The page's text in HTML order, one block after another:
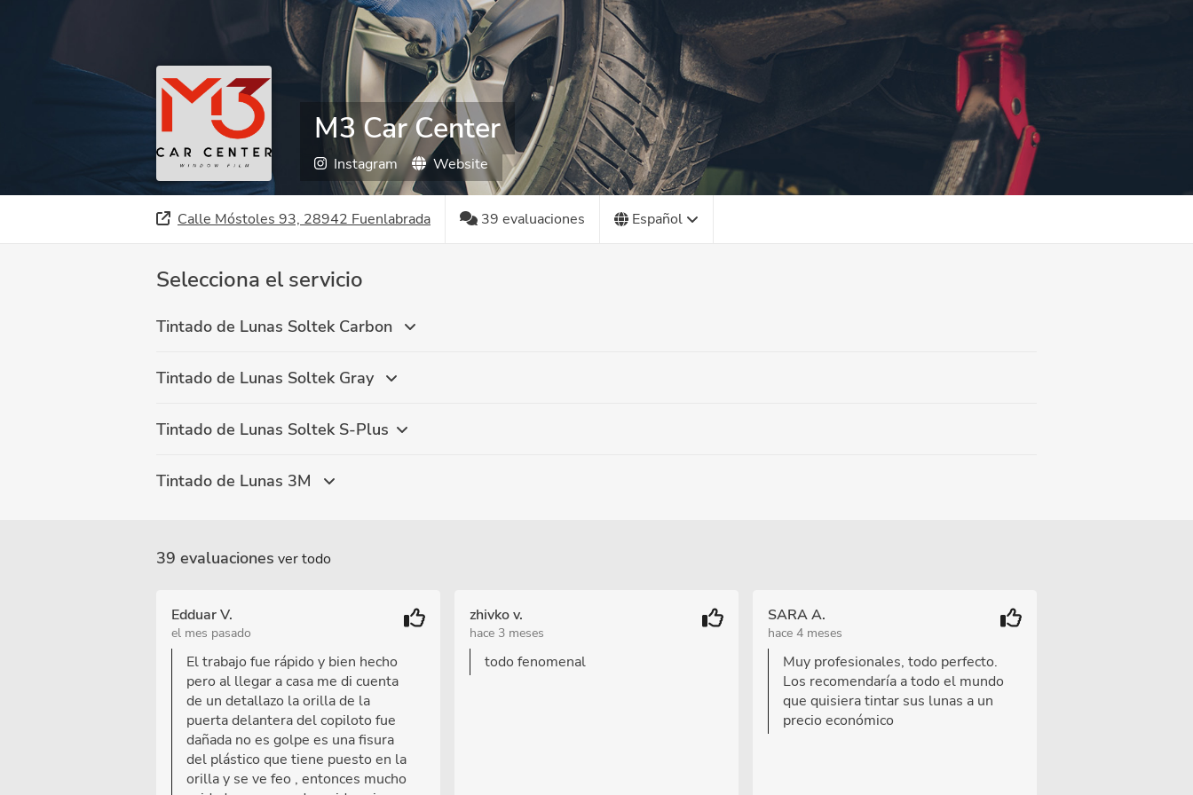
M3 Car Center
Instagram Website
Calle Móstoles 93, 28942 Fuenlabrada 39 evaluaciones Español
Selecciona el servicio
Tintado de Lunas Soltek Carbon
Tintado de Lunas Soltek Gray
Tintado de Lunas Soltek S-Plus
Tintado de Lunas 3M
39 evaluaciones ver todo
Edduar V.
el mes pasado
El trabajo fue rápido y bien hecho
pero al llegar a casa me di cuenta
de un detallazo la orilla de la
puerta delantera del copiloto fue
dañada no es golpe es una fisura
del plástico que tiene puesto en la
orilla y se ve feo , entonces mucho
zhivko v.
hace 3 meses
todo fenomenal
SARA A.
hace 4 meses
Muy profesionales, todo perfecto.
Los recomendaría a todo el mundo
que quisiera tintar sus lunas a un
precio económico